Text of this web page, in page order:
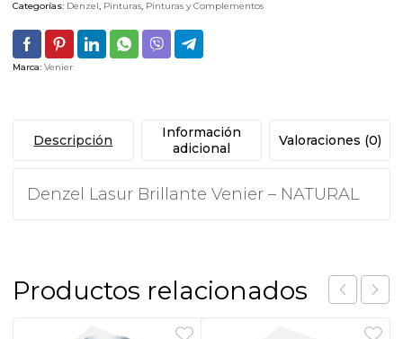
Categorías: Denzel, Pinturas, Pinturas y Complementos
Marca: Venier
Descripción
Información
adicional
Valoraciones (0)
Denzel Lasur Brillante Venier – NATURAL
Productos relacionados